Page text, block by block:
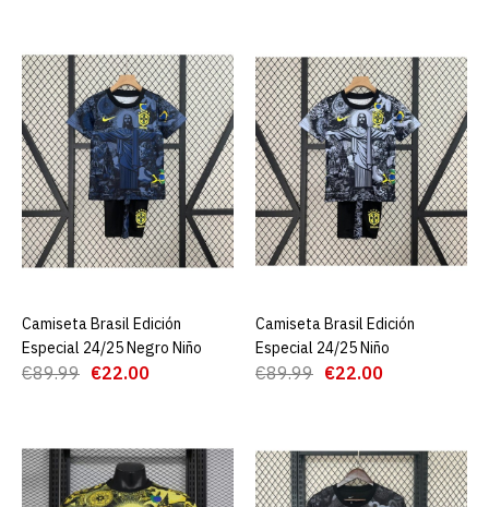
€89.99 €22.00
AGREGAR AL CARRO
ADD TO COMPARE
ADD TO WISHLIST
Camiseta Brasil Edición
€89.99 €22.00
ADD TO COMPARE
ADD TO WISHLIST
AGREGAR AL CARRO
Camiseta Brasil Edición
Especial 24/25 Negro Niño
€89.99 €22.00
AGREGAR AL CARRO
Camiseta Brasil Edición
Especial 24/25 Niño
€89.99 €22.00